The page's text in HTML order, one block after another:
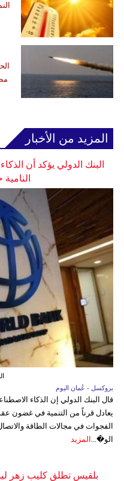
المزيد من الأخبار
البنك الدولي يؤكد أن
بروكسل - عُمان اليوم
قال البنك الدولي إن الذكاء
يعادل قرناً من التنمية في غضون
الفجوات في مجالات الطاقة
الو�...
المزيد
بلقيس تطلق كليب زهر